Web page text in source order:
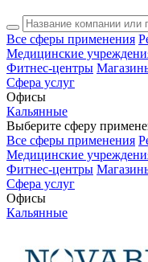
Все сферы применения
Медицинские
Фитнес-центры
Сфера услуг
Офисы
Кальянные
Выберите сферу
Все сферы применения
Медицинские
Фитнес-центры
Сфера услуг
Офисы
Кальянные